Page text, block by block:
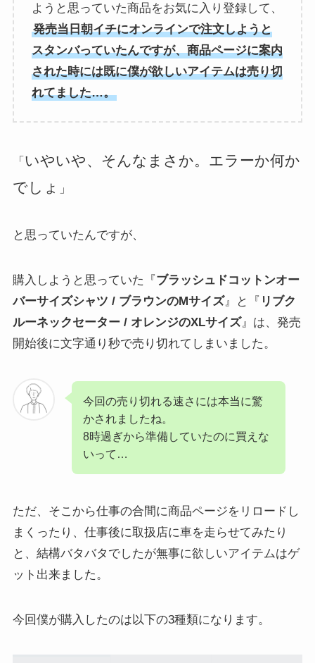
ようと思っていた商品をお気に入り登録して、
発売当日朝イチにオンラインで注文しようと
スタンバっていたんですが、商品ページに案内
された時には既に僕が欲しいアイテムは売り切
れてました…。
「 いやいや、そんなまさか。エラーか何か
でしょ
」
と思っていたんですが、
購入しようと思っていた『ブラッシュドコットンオー
バーサイズシャツ / ブラウンのMサイズ』と『 リブク
ルーネックセーター / オレンジのXLサイズ』は、発売
開始後に文字通り秒で売り切れてしまいました。
今回の売り切れる速さには本当に驚
かされましたね。
8時過ぎから準備していたのに買えな
いって…
ただ、そこから仕事の合間に商品ページをリロードし
まくったり、仕事後に取扱店に車を走らせてみたり
と、結構バタバタでしたが無事に欲しいアイテムはゲ
ット出来ました。
今回僕が購入したのは以下の3種類になります。